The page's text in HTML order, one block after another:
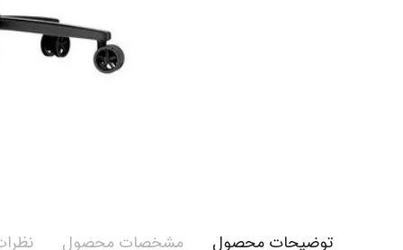
توضیحات محصول مشخصات محصول